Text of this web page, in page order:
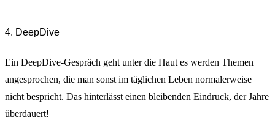
4. DeepDive
Ein DeepDive-Gespräch geht unter die Haut es werden Themen
angesprochen, die man sonst im täglichen Leben normalerweise
nicht bespricht. Das hinterlässt einen bleibenden Eindruck, der Jahre
überdauert!